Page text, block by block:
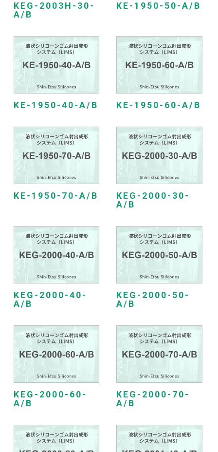
KEG-2003H-30-
A/B
KE-1950-50-A/B
KE-1950-40-A/B KE-1950-60-A/B
KE-1950-70-A/B
KEG-2000-30-
A/B
KEG-2000-40-
A/B
KEG-2000-50-
A/B
KEG-2000-60-
A/B
KEG-2000-70-
A/B